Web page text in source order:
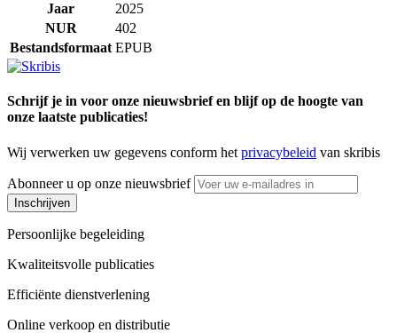
Jaar
2025
NUR
402
Bestandsformaat EPUB
Schrijf je in voor onze nieuwsbrief en blijf op de hoogte van
onze laatste publicaties!
Wij verwerken uw gegevens conform het privacybeleid van skribis
Abonneer u op onze nieuwsbrief
Inschrijven
Persoonlijke begeleiding
Kwaliteitsvolle publicaties
Efficiënte dienstverlening
Online verkoop en distributie